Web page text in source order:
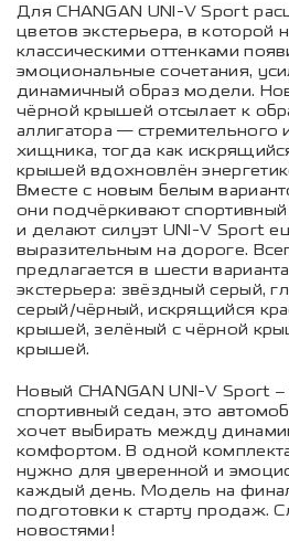
Для CHANGAN UNI-V Sport
цветов экстерьера, в которой
классическими оттенками
эмоциональные сочетания,
динамичный образ модели.
чёрной крышей отсылает к
аллигатора — стремительного
хищника, тогда как
крышей вдохновлён
Вместе с новым белым
они подчёркивают
и делают силуэт UNI-V Sport
выразительным на дороге.
предлагается в шести
экстерьера: звёздный серый,
серый/чёрный, искрящийся
крышей, зелёный с чёрной
крышей.
Новый CHANGAN UNI-V Sport –
спортивный седан, это
хочет выбирать между
комфортом. В одной
нужно для уверенной и
каждый день. Модель на
подготовки к старту продаж.
новостями!